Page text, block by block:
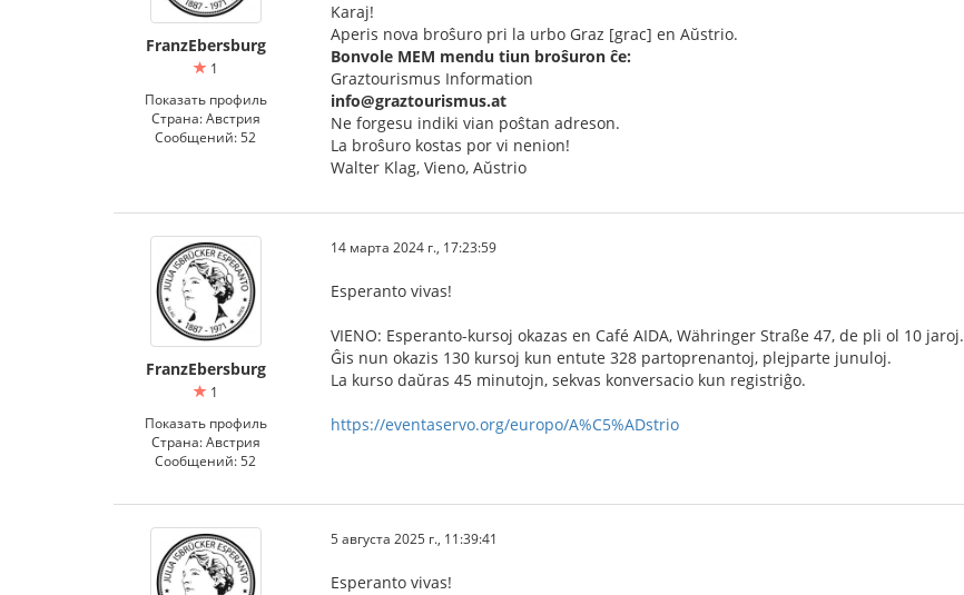
FranzEbersburg
1
Показать профиль
Страна: Австрия
Сообщений: 52
Karaj!
Aperis nova broŝuro pri la urbo Graz [grac] en Aŭstrio.
Bonvole MEM mendu tiun broŝuron ĉe:
Graztourismus Information
info@graztourismus.at
Ne forgesu indiki vian poŝtan adreson.
La broŝuro kostas por vi nenion!
Walter Klag, Vieno, Aŭstrio
FranzEbersburg
1
Показать профиль
Страна: Австрия
Сообщений: 52
14 марта 2024 г., 17:23:59
Esperanto vivas!
VIENO: Esperanto-kursoj okazas en Café AIDA, Währinger Straße 47, de pli ol 10 jaroj.
Ĝis nun okazis 130 kursoj kun entute 328 partoprenantoj, plejparte junuloj.
La kurso daŭras 45 minutojn, sekvas konversacio kun registriĝo.
https://eventaservo.org/europo/A%C5%ADstrio
5 августа 2025 г., 11:39:41
Esperanto vivas!